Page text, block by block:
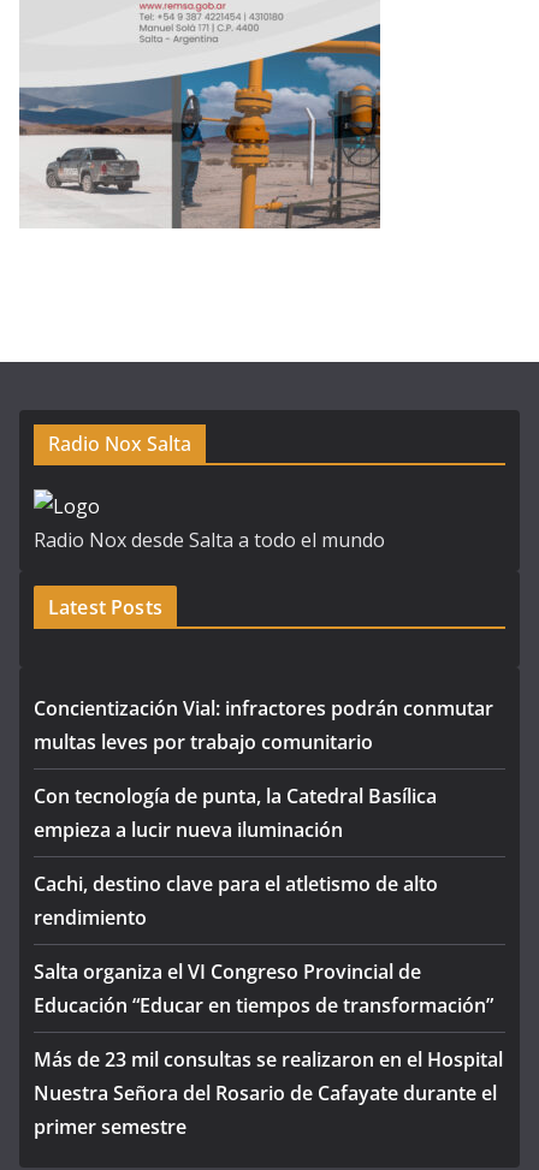
Radio Nox Salta
Radio Nox desde Salta a todo el mundo
Latest Posts
Concientización Vial: infractores podrán conmutar
multas leves por trabajo comunitario
Con tecnología de punta, la Catedral Basílica
empieza a lucir nueva iluminación
Cachi, destino clave para el atletismo de alto
rendimiento
Salta organiza el VI Congreso Provincial de
Educación “Educar en tiempos de transformación”
Más de 23 mil consultas se realizaron en el Hospital
Nuestra Señora del Rosario de Cafayate durante el
primer semestre